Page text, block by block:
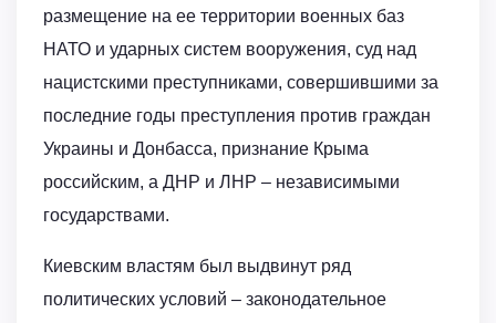
размещение на ее территории военных баз
НАТО и ударных систем вооружения, суд над
нацистскими преступниками, совершившими за
последние годы преступления против граждан
Украины и Донбасса, признание Крыма
российским, а ДНР и ЛНР – независимыми
государствами.
Киевским властям был выдвинут ряд
политических условий – законодательное